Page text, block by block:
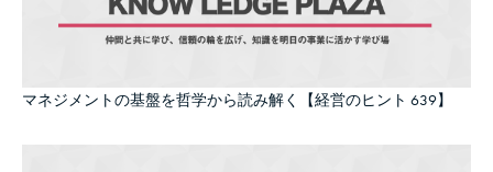
マネジメントの基盤を哲学から読み解く【経営のヒント 639】